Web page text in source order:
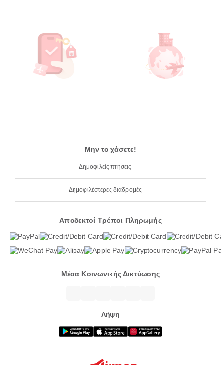
Μην το χάσετε!
Δημοφιλείς πτήσεις
Δημοφιλέστερες διαδρομές
Αποδεκτοί Τρόποι Πληρωμής
Μέσα Κοινωνικής Δικτύωσης
Λήψη